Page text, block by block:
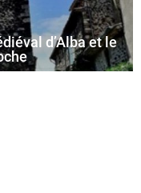
d’Alba et le